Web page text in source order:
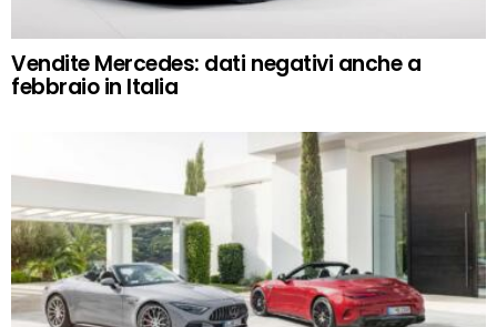
Vendite Mercedes: dati negativi anche a
febbraio in Italia